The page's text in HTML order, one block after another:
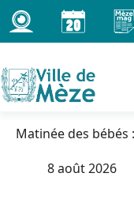
Passer
au
contenu
Matinée des bébés
8 août 2026